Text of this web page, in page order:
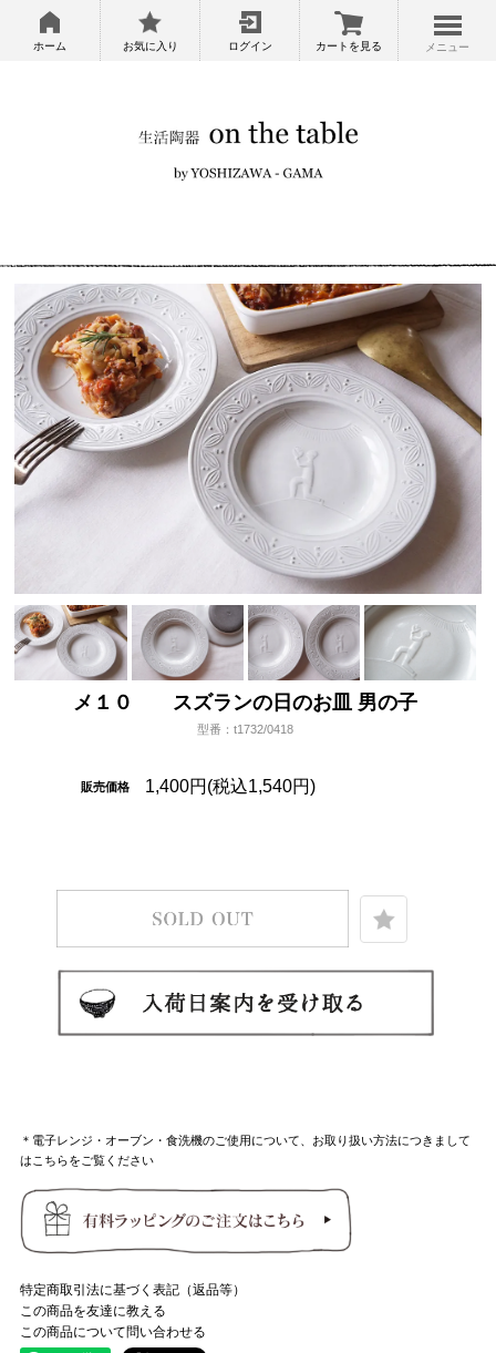
ホーム お気に入り ログイン カートを見る メニュー
メ１０ スズランの日のお皿 男の子
型番：t1732/0418
販売価格 1,400円(税込1,540円)
＊電子レンジ・オーブン・食洗機のご使用について、お取り扱い方法につきまして
はこちらをご覧ください
特定商取引法に基づく表記（返品等）
この商品を友達に教える
この商品について問い合わせる